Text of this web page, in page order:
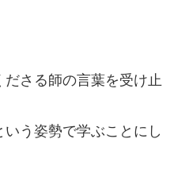
さる師の言葉を受け止
う姿勢で学ぶことにし